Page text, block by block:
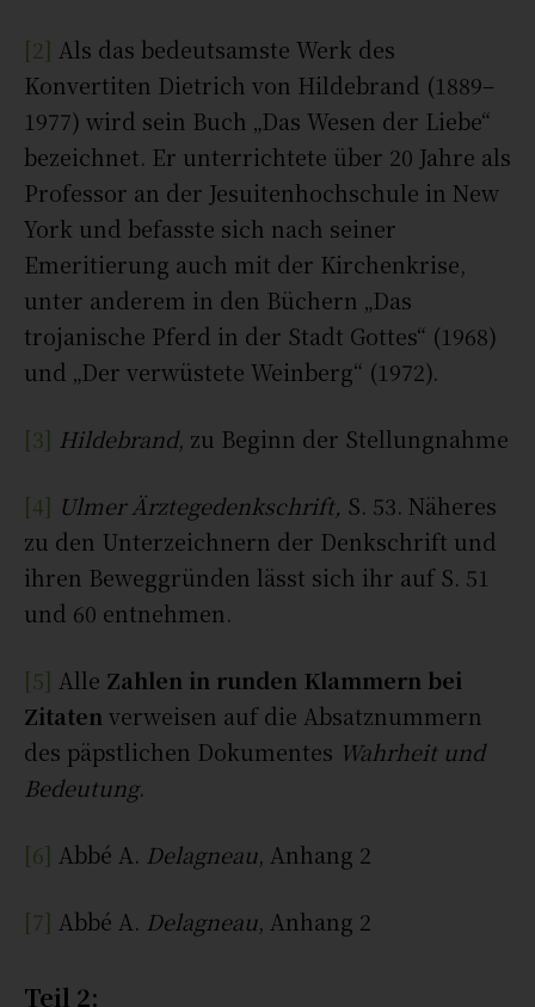
[2] Als das bedeutsamste Werk des
Konvertiten Dietrich von Hildebrand (1889–
1977) wird sein Buch „Das Wesen der Liebe“
bezeichnet. Er unterrichtete über 20 Jahre als
Professor an der Jesuitenhochschule in New
York und befasste sich nach seiner
Emeritierung auch mit der Kirchenkrise,
unter anderem in den Büchern „Das
trojanische Pferd in der Stadt Gottes“ (1968)
und „Der verwüstete Weinberg“ (1972).
[3] Hildebrand, zu Beginn der Stellungnahme
[4] Ulmer Ärztegedenkschrift, S. 53. Näheres
zu den Unterzeichnern der Denkschrift und
ihren Beweggründen lässt sich ihr auf S. 51
und 60 entnehmen.
[5] Alle Zahlen in runden Klammern bei
Zitaten verweisen auf die Absatznummern
des päpstlichen Dokumentes Wahrheit und
Bedeutung.
[6] Abbé A. Delagneau, Anhang 2
[7] Abbé A. Delagneau, Anhang 2
Teil 2: